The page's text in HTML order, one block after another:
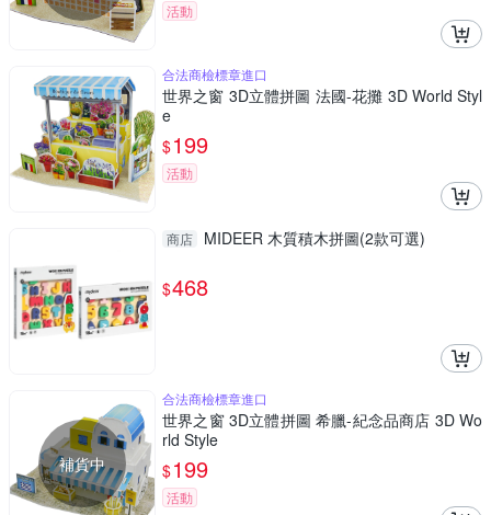
活動
合法商檢標章進口
世界之窗 3D立體拼圖 法國-花攤 3D World Styl
e
$199
活動
商店 MIDEER 木質積木拼圖(2款可選)
$468
補貨中
合法商檢標章進口
世界之窗 3D立體拼圖 希臘-紀念品商店 3D Wo
rld Style
$199
活動